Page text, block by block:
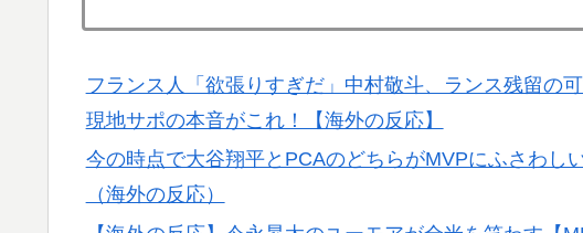
▶ 移民ベトナム女達の宅飲み、レベチｗｗｗｗｗｗｗｗ
フランス人「欲張りすぎだ」中村敬斗、ランス残留の
現地サポの本音がこれ！【海外の反応】
今の時点で大谷翔平とPCAのどちらがMVPにふさわし
（海外の反応）